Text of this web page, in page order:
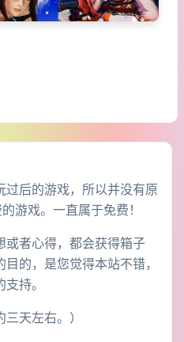
后的游戏，所以并没有原
游戏。一直属于免费！
或者心得，都会获得箱子
的，是您觉得本站不错，
持。
天左右。）